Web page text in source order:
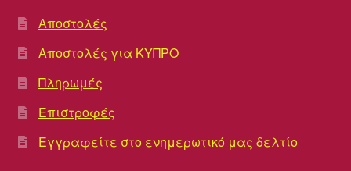
Αποστολές
Αποστολές για ΚΥΠΡΟ
Πληρωμές
Επιστροφές
Εγγραφείτε στο ενημερωτικό μας δελτίο